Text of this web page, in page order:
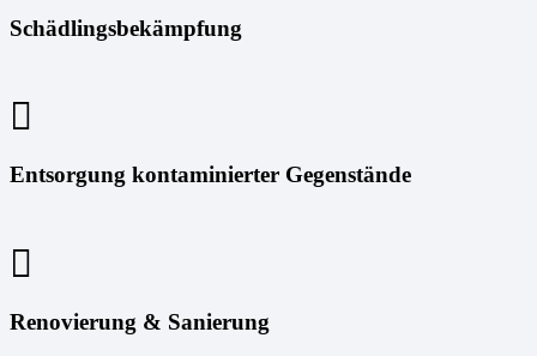
Schädlingsbekämpfung
Entsorgung kontaminierter Gegenstände
Renovierung & Sanierung